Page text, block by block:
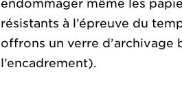
endommager même les
résistants à l’épreuve du
offrons un verre d’archivage
l’encadrement).